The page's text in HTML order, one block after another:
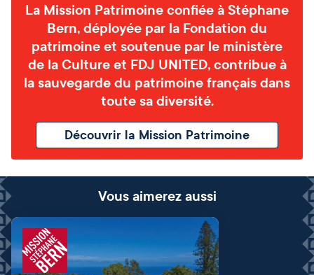
La Mission Patrimoine confiée à Stéphane
Bern, déployée par la Fondation du
patrimoine et soutenue par le ministère
de la Culture et FDJ UNITED, contribue à
la sauvegarde du patrimoine français dans
toute sa diversité.
Découvrir la Mission Patrimoine
Vous aimerez aussi